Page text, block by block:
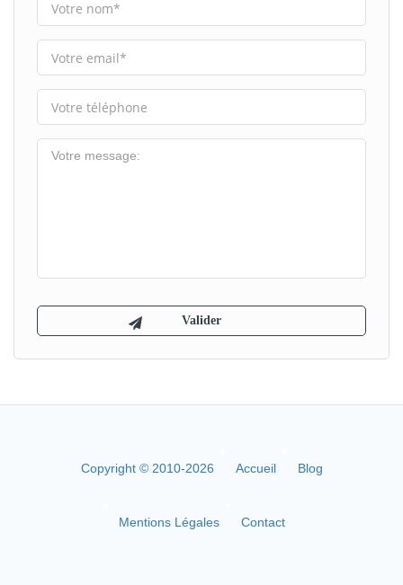
Copyright © 2010-2026 Accueil Blog
Mentions Légales Contact